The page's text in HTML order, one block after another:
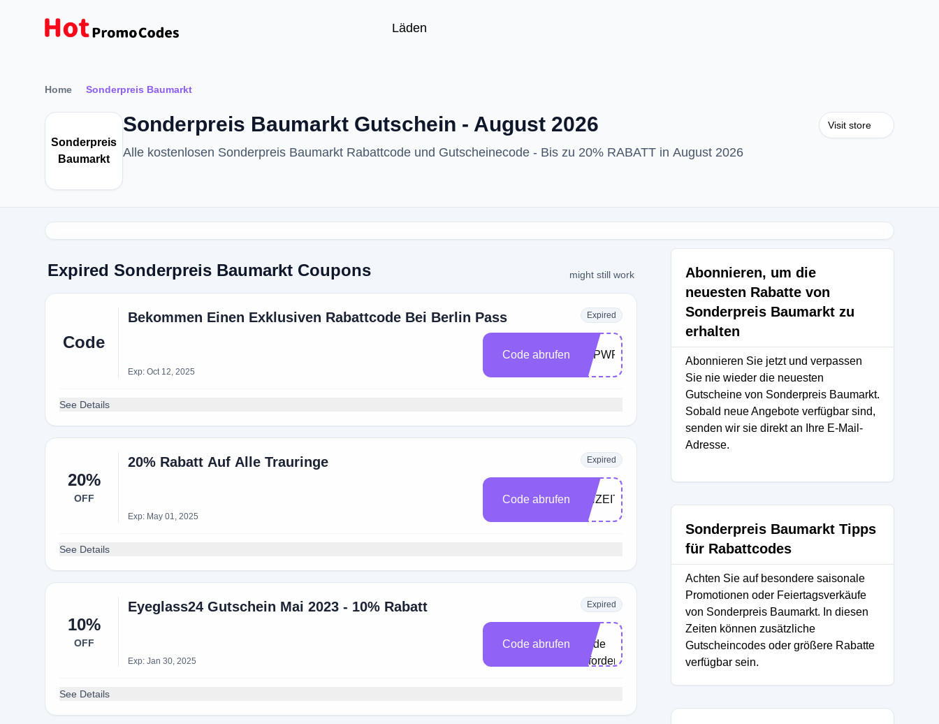
Läden
Home Sonderpreis Baumarkt
Sonderpreis
Baumarkt
Sonderpreis Baumarkt Gutschein - August 2026
Alle kostenlosen Sonderpreis Baumarkt Rabattcode und Gutscheinecode - Bis zu 20% RABATT in August 2026
Visit store
Expired Sonderpreis Baumarkt Coupons might still work
Code
Bekommen Einen Exklusiven Rabattcode Bei Berlin Pass Expired
Exp: Oct 12, 2025
Code abrufen 4GPWRPASS
See Details
20%
OFF
20% Rabatt Auf Alle Trauringe Expired
Exp: May 01, 2025
Code abrufen CHZEIT25
See Details
10%
OFF
Eyeglass24 Gutschein Mai 2023 - 10% Rabatt Expired
Exp: Jan 30, 2025
Code abrufen
Code
erforderlich
See Details
Abonnieren, um die
neuesten Rabatte von
Sonderpreis Baumarkt zu
erhalten
Abonnieren Sie jetzt und verpassen
Sie nie wieder die neuesten
Gutscheine von Sonderpreis Baumarkt.
Sobald neue Angebote verfügbar sind,
senden wir sie direkt an Ihre E-Mail-
Adresse.
Sonderpreis Baumarkt Tipps
für Rabattcodes
Achten Sie auf besondere saisonale
Promotionen oder Feiertagsverkäufe
von Sonderpreis Baumarkt. In diesen
Zeiten können zusätzliche
Gutscheincodes oder größere Rabatte
verfügbar sein.